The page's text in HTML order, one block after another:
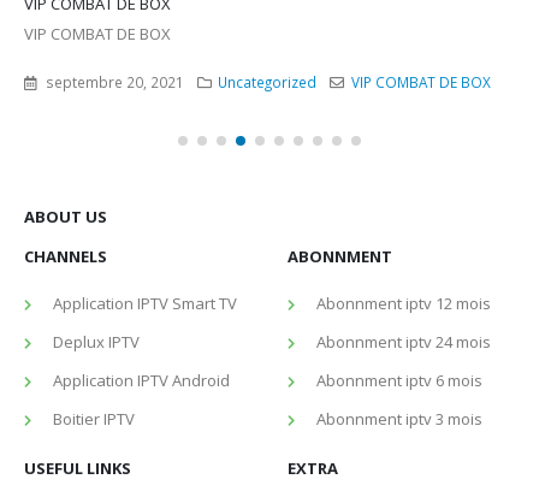
COMBAT DE BOX
différents....
ABOUT US
CHANNELS
Application IPTV Smart TV
Deplux IPTV
Application IPTV Android
Boitier IPTV
ABONNMENT
Abonnment iptv 12 mois
Abonnment iptv 24 mois
Abonnment iptv 6 mois
Abonnment iptv 3 mois
USEFUL LINKS EXTRA